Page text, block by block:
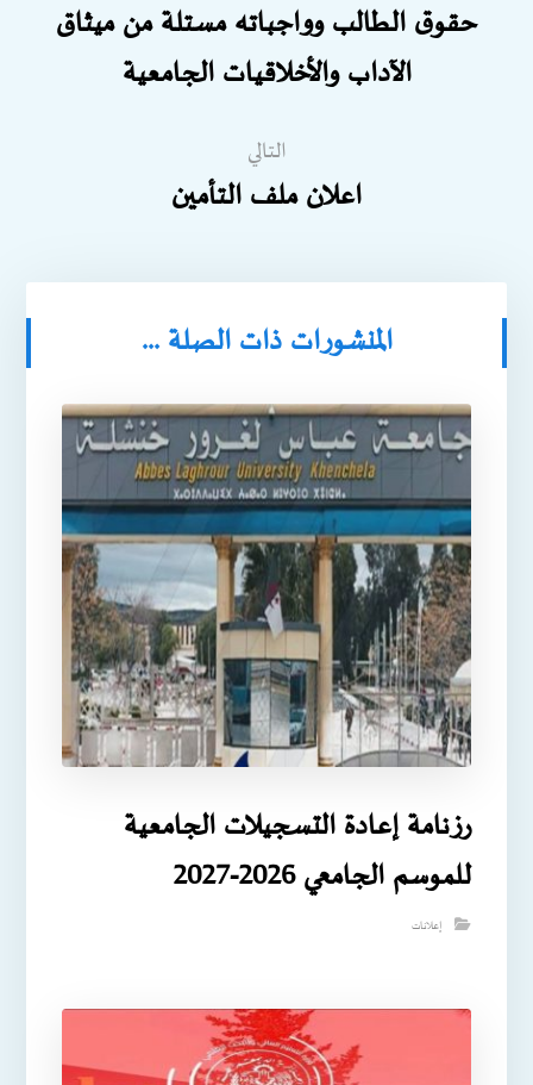
حقوق الطالب وواجباته مستلة من ميثاق
الآداب والأخلاقيات الجامعية
التالي
اعلان ملف التأمين
المنشورات ذات الصلة ...
رزنامة إعادة التسجيلات الجامعية
للموسم الجامعي 2026-2027
إعلانات